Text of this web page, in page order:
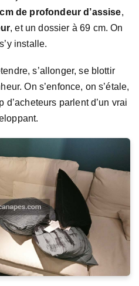
de profondeur d’assise,
, et un dossier à 69 cm. On
installe.
s’allonger, se blottir
On s’enfonce, on s’étale,
parlent d’un vrai